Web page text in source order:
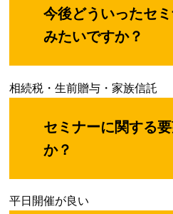
今後どういったセ
みたいですか？
相続税・生前贈与・家族信託
セミナーに関する
か？
平日開催が良い